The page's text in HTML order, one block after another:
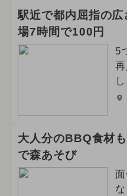
駅近で都内屈指の
場7時間で100円
5
大人分のBBQ食材
で森あそび